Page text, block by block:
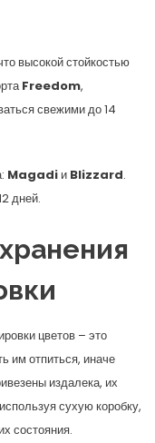
высокой стойкостью
Freedom,
свежими до 14
Magadiи Blizzard.
дней.
цветов – это
им отпиться, иначе
издалека, их
сухую коробку,
состояния.